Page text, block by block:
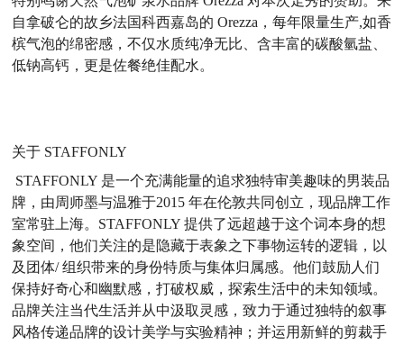
自拿破仑的故乡法国科西嘉岛的 Orezza，每年限量生产,如香
槟气泡的绵密感，不仅水质纯净无比、含丰富的碳酸氫盐、
低钠高钙，更是佐餐绝佳配水。
关于 STAFFONLY
STAFFONLY 是一个充满能量的追求独特审美趣味的男装品
牌，由周师墨与温雅于2015 年在伦敦共同创立，现品牌工作
室常驻上海。STAFFONLY 提供了远超越于这个词本身的想
象空间，他们关注的是隐藏于表象之下事物运转的逻辑，以
及团体/ 组织带来的身份特质与集体归属感。他们鼓励人们
保持好奇心和幽默感，打破权威，探索生活中的未知领域。
品牌关注当代生活并从中汲取灵感，致力于通过独特的叙事
风格传递品牌的设计美学与实验精神；并运用新鲜的剪裁手